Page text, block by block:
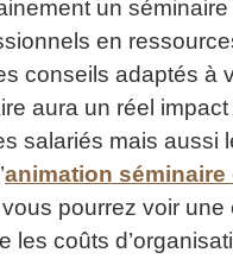
un
en
conseils adaptés à
aura un réel impact
salariés mais aussi
animation séminaire
pourrez voir
les coûts